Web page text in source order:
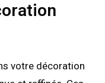
votre décoration